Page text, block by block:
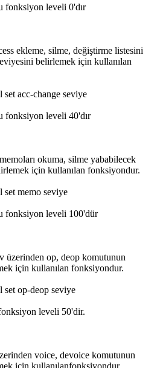
fonksiyon leveli 0'dır
ekleme, silme, değiştirme listesini
belirlemek için kullanılan
set acc-change seviye
fonksiyon leveli 40'dır
okuma, silme yababilecek
için kullanılan fonksiyondur.
set memo seviye
fonksiyon leveli 100'dür
üzerinden op, deop komutunun
için kullanılan fonksiyondur.
set op-deop seviye
leveli 50'dir.
voice, devoice komutunun
için kullanılanfonksiyondur.